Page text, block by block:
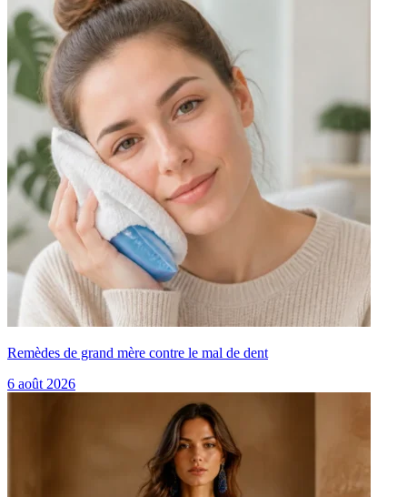
Remèdes de grand mère contre le mal de dent
6 août 2026